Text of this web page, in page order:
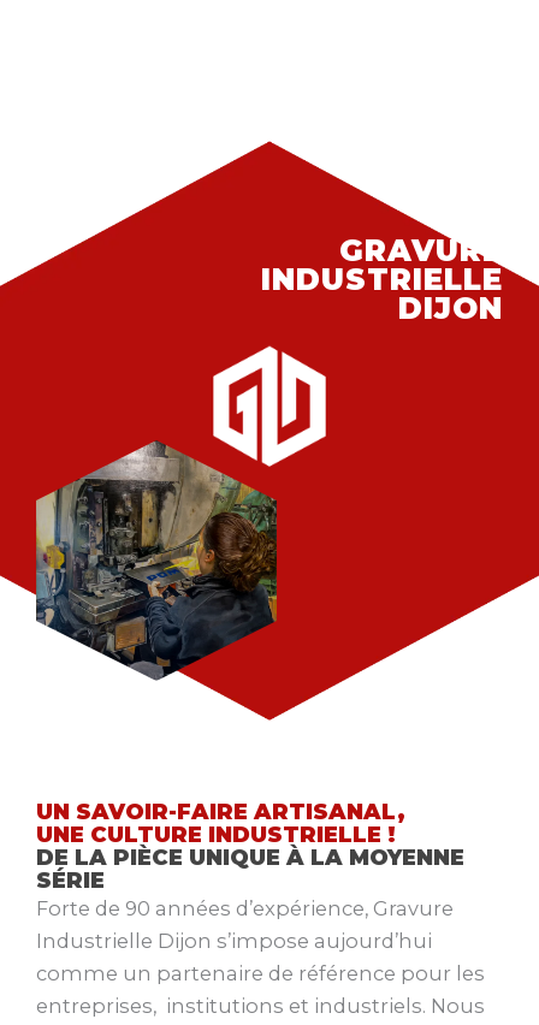
GRAVURE
INDUSTRIELLE
DIJON
UN SAVOIR-FAIRE ARTISANAL,
UNE CULTURE INDUSTRIELLE !
DE LA PIÈCE UNIQUE À LA MOYENNE
SÉRIE
Forte de 90 années d’expérience, Gravure
Industrielle Dijon s’impose aujourd’hui
comme un partenaire de référence pour les
entreprises, institutions et industriels. Nous